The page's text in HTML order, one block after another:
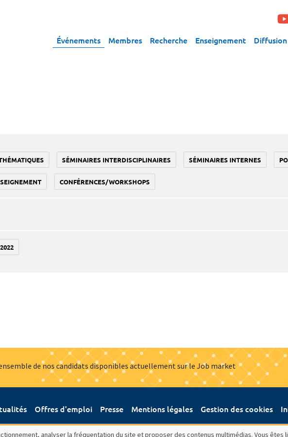
Événements Membres Recherche Enseignement
SÉMINAIRES INTERDISCIPLINAIRES SÉMINAIRES INTERNES
CONFÉRENCES/WORKSHOPS
2022
de nos candidats disponibles actuellement sur le Job market
Offres d'emploi Presse Mentions légales Gestion des cookies
analyser la fréquentation du site et proposer des contenus multimédias. Vous êtes